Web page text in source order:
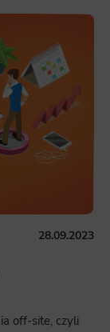
28.09.2023
off-site, czyli